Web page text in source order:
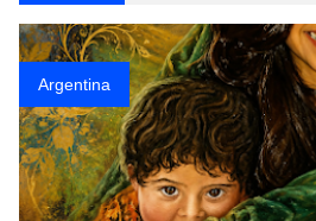
Argentina